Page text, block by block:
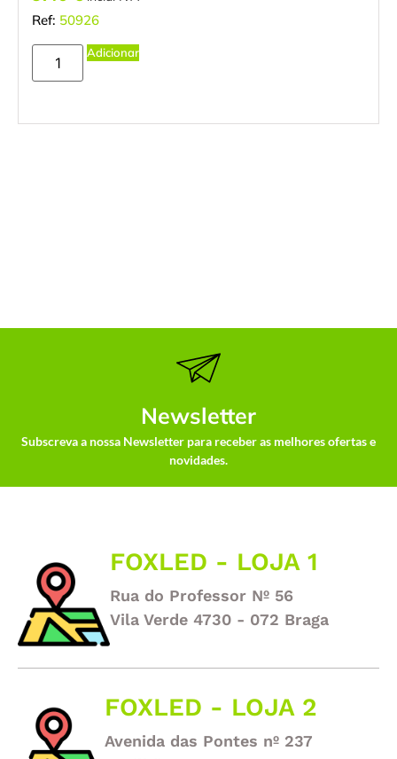
Ref: 50926
Adicionar
Newsletter
Subscreva a nossa Newsletter para receber as melhores ofertas e
novidades.
FOXLED - LOJA 1
Rua do Professor Nº 56
Vila Verde 4730 - 072 Braga
FOXLED - LOJA 2
Avenida das Pontes nº 237